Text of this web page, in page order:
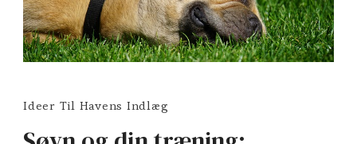
Ideer Til Havens Indlæg